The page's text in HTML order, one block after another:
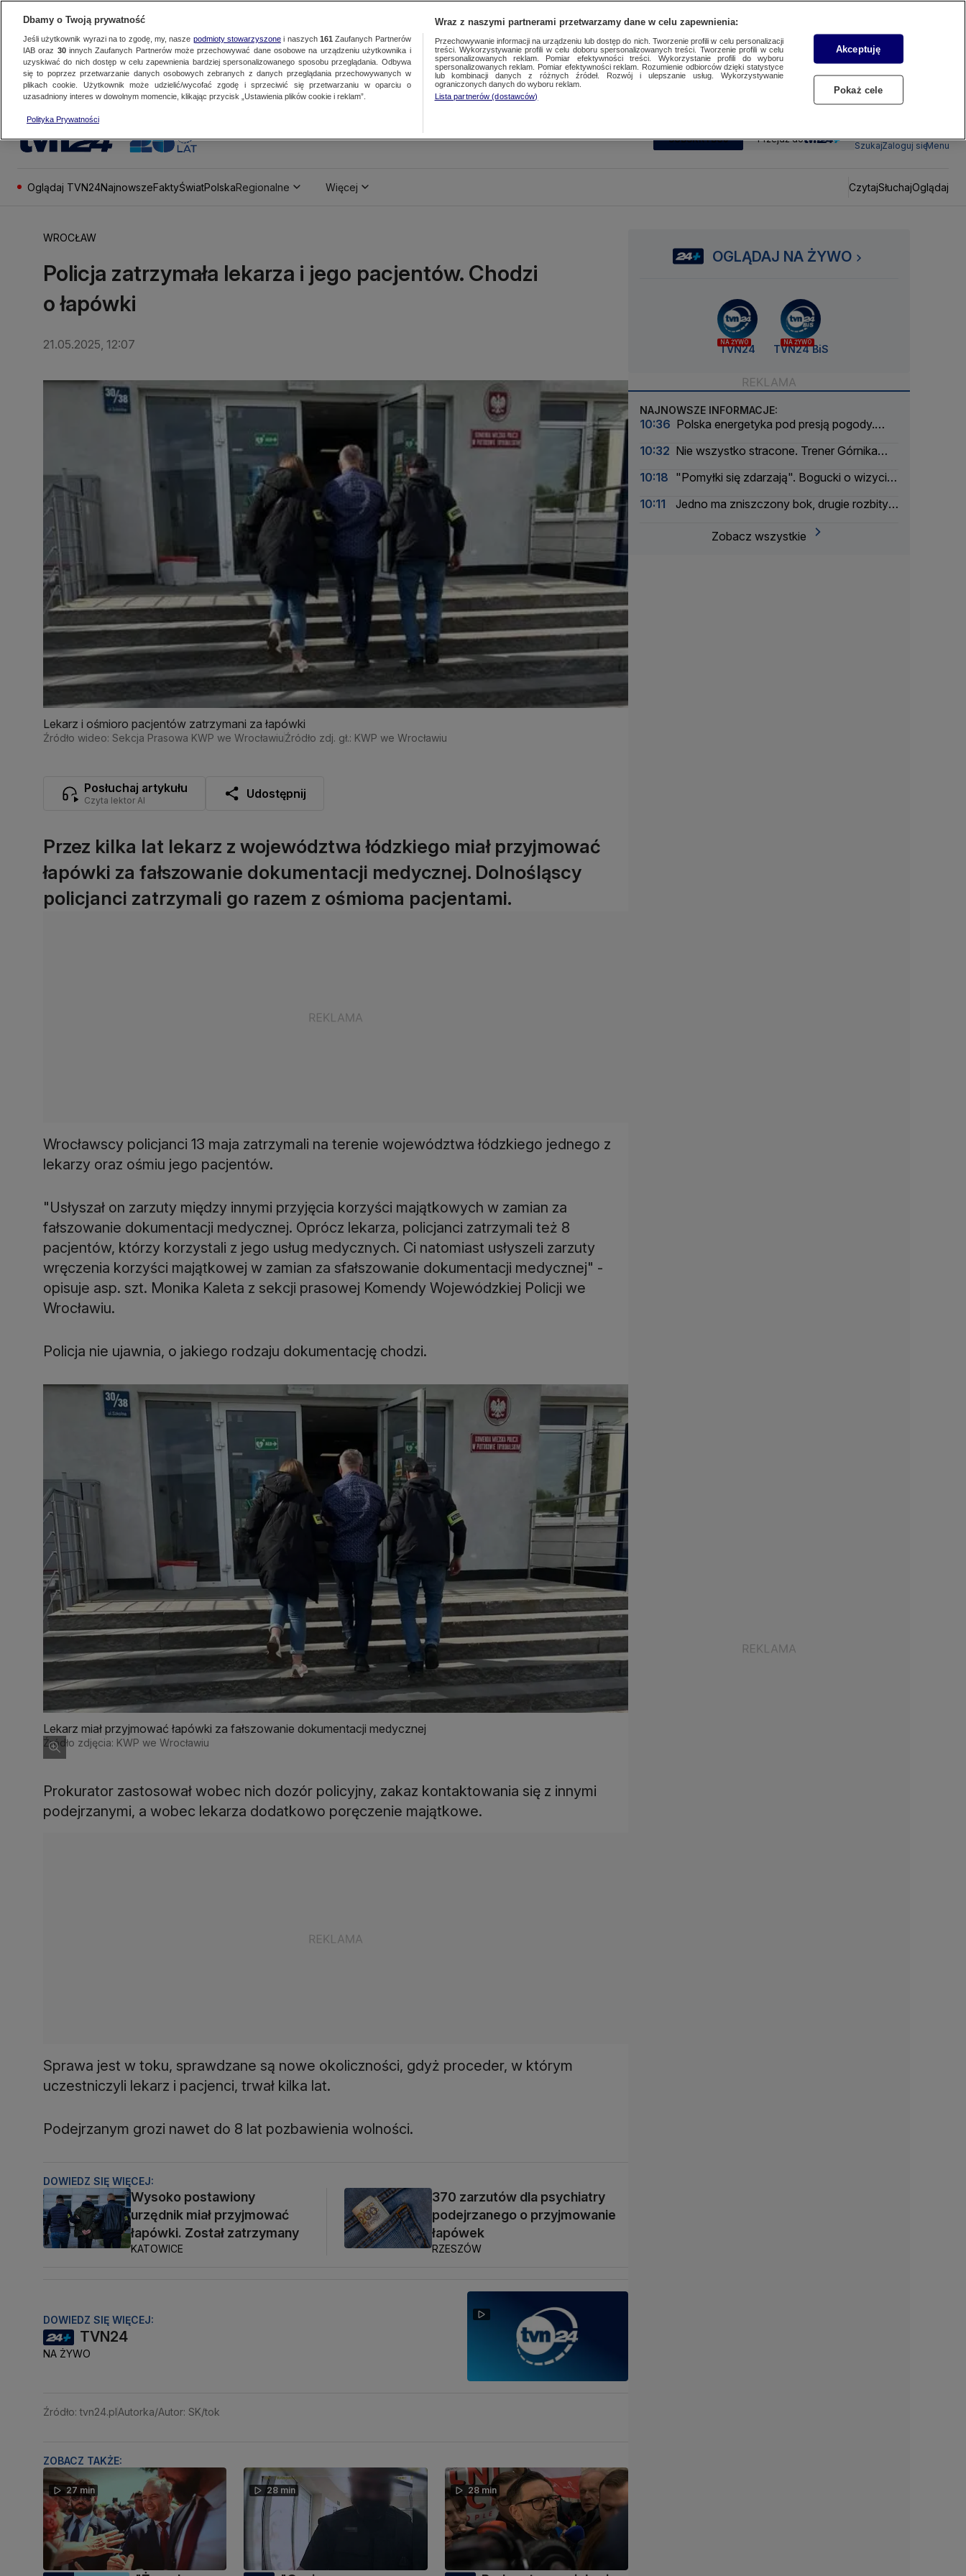
SUBSKRYBUJ Przejdź do
SzukajZaloguj sięMenu
Oglądaj TVN24NajnowszeFaktyŚwiatPolskaRegionalne Więcej CzytajSłuchajOglądaj
WROCŁAW
Policja zatrzymała lekarza i jego pacjentów. Chodzi
o łapówki
21.05.2025, 12:07
Lekarz i ośmioro pacjentów zatrzymani za łapówki
Źródło wideo: Sekcja Prasowa KWP we WrocławiuŹródło zdj. gł.: KWP we Wrocławiu
Posłuchaj artykułu
Czyta lektor AI Udostępnij
Przez kilka lat lekarz z województwa łódzkiego miał przyjmować
łapówki za fałszowanie dokumentacji medycznej. Dolnośląscy
policjanci zatrzymali go razem z ośmioma pacjentami.
Wrocławscy policjanci 13 maja zatrzymali na terenie województwa łódzkiego jednego z
lekarzy oraz ośmiu jego pacjentów.
"Usłyszał on zarzuty między innymi przyjęcia korzyści majątkowych w zamian za
fałszowanie dokumentacji medycznej. Oprócz lekarza, policjanci zatrzymali też 8
pacjentów, którzy korzystali z jego usług medycznych. Ci natomiast usłyszeli zarzuty
wręczenia korzyści majątkowej w zamian za sfałszowanie dokumentacji medycznej" -
opisuje asp. szt. Monika Kaleta z sekcji prasowej Komendy Wojewódzkiej Policji we
Wrocławiu.
Policja nie ujawnia, o jakiego rodzaju dokumentację chodzi.
Lekarz miał przyjmować łapówki za fałszowanie dokumentacji medycznej
Źródło zdjęcia: KWP we Wrocławiu
Prokurator zastosował wobec nich dozór policyjny, zakaz kontaktowania się z innymi
podejrzanymi, a wobec lekarza dodatkowo poręczenie majątkowe.
Sprawa jest w toku, sprawdzane są nowe okoliczności, gdyż proceder, w którym
uczestniczyli lekarz i pacjenci, trwał kilka lat.
Podejrzanym grozi nawet do 8 lat pozbawienia wolności.
DOWIEDZ SIĘ WIĘCEJ:
Wysoko postawiony
urzędnik miał przyjmować
łapówki. Został zatrzymany
KATOWICE
370 zarzutów dla psychiatry
podejrzanego o przyjmowanie
łapówek
RZESZÓW
DOWIEDZ SIĘ WIĘCEJ:
TVN24
NA ŻYWO
Źródło: tvn24.plAutorka/Autor: SK/tok
ZOBACZ TAKŻE:
27 min 28 min 28 min
OGLĄDAJ NA ŻYWO
NA ŻYWO
TVN24
NA ŻYWO
TVN24 BiS
NAJNOWSZE INFORMACJE:
10:36 Polska energetyka pod presją pogody.
10:32 Nie wszystko stracone. Trener Górnika
10:18 "Pomyłki się zdarzają". Bogucki o wizycie
10:11
Jedno ma zniszczony bok, drugie rozbity
Zobacz wszystkie
Dbamy o Twoją prywatność
Jeśli użytkownik wyrazi na to zgodę, my, nasze podmioty stowarzyszonei naszych 161 Zaufanych Partnerów
IAB oraz 30innych Zaufanych Partnerów może przechowywać dane osobowe na urządzeniu użytkownika i
uzyskiwać do nich dostęp w celu zapewnienia bardziej spersonalizowanego sposobu przeglądania. Odbywa
się to poprzez przetwarzanie danych osobowych zebranych z danych przeglądania przechowywanych w
plikach cookie. Użytkownik może udzielić/wycofać zgodę i sprzeciwić się przetwarzaniu w oparciu o
uzasadniony interes w dowolnym momencie, klikając przycisk „Ustawienia plików cookie i reklam”.
Polityka Prywatności
Wraz z naszymi partnerami przetwarzamy dane w celu zapewnienia:
Przechowywanie informacji na urządzeniu lub dostęp do nich. Tworzenie profili w celu personalizacji
treści. Wykorzystywanie profili w celu doboru spersonalizowanych treści. Tworzenie profili w celu
spersonalizowanych reklam. Pomiar efektywności treści. Wykorzystanie profili do wyboru
spersonalizowanych reklam. Pomiar efektywności reklam. Rozumienie odbiorców dzięki statystyce
lub kombinacji danych z różnych źródeł. Rozwój i ulepszanie usług. Wykorzystywanie
ograniczonych danych do wyboru reklam.
Lista partnerów (dostawców)
Akceptuję
Pokaż cele